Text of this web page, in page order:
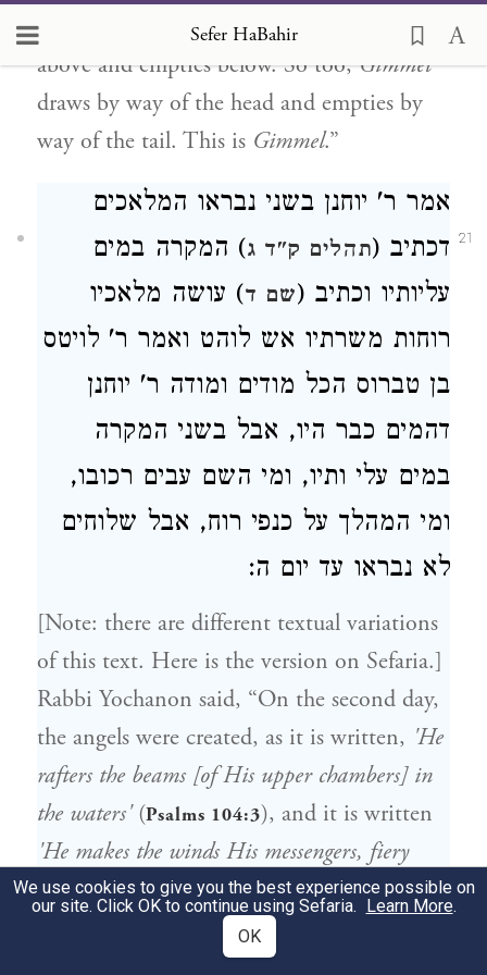
Sefer HaBahir
a pipe? Something that draws [water] from
above and empties below. So too,Gimmel
draws by way of the head and empties by
way of the tail. This is Gimmel.”
21
אמר ר' יוחנן בשני נבראו המלאכים
דכתיב (תהלים ק"ד ג) המקרה במים
עליותיו וכתיב (שם ד) עושה מלאכיו
רוחות משרתיו אש לוהט ואמר ר' לויטס
בן טברוס הכל מודים ומודה ר' יוחנן
דהמים כבר היו, אבל בשני המקרה
במים עלי ותיו, ומי השם עבים רכובו,
ומי המהלך על כנפי רוח, אבל שלוחים
לא נבראו עד יום ה:
[Note: there are different textual variations
of this text. Here is the version on Sefaria.]
Rabbi Yochanon said, “On the second day,
the angels were created, as it is written, 'He
rafters the beams [of His upper chambers] in
the waters'(Psalms 104:3), and it is written
'He makes the winds His messengers, fiery
flames His servants'(Psalms 104:4)."
But Rabbi Levitas ben Tavros said,
"Everyone, even Rabbi Yochanan, agrees
We use cookies to give you the best experience possible on
our site. Click OK to continue using Sefaria. Learn More.
OK